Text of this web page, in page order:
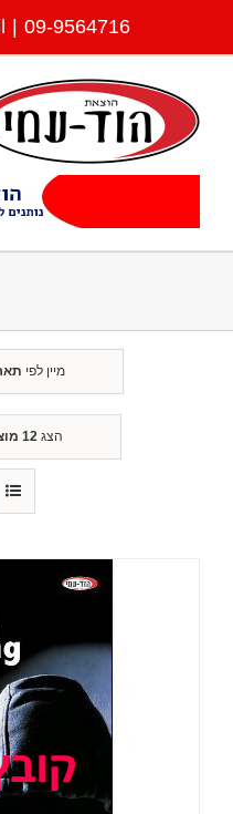
09-9564716
|
מיין לפי
הצג 12 מוצרים